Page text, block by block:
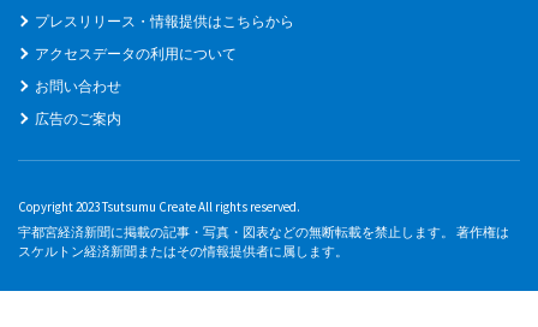
プレスリリース・情報提供はこちらから
アクセスデータの利用について
お問い合わせ
広告のご案内
Copyright 2023 Tsutsumu Create All rights reserved.
宇都宮経済新聞に掲載の記事・写真・図表などの無断転載を禁止します。 著作権は
スケルトン経済新聞またはその情報提供者に属します。